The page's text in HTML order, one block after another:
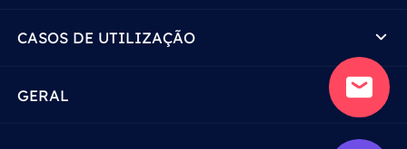
CASOS DE UTILIZAÇÃO
GERAL